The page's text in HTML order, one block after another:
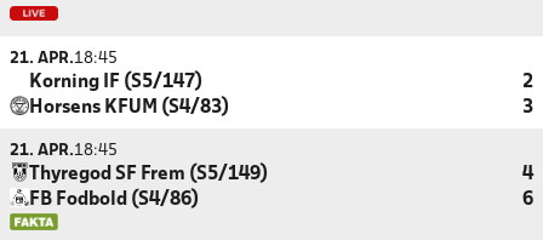
21. APR.18:45
Korning IF (S5/147)
2
Horsens KFUM (S4/83)
3
21. APR.18:45
Thyregod SF Frem (S5/149)
4
FB Fodbold (S4/86)
6